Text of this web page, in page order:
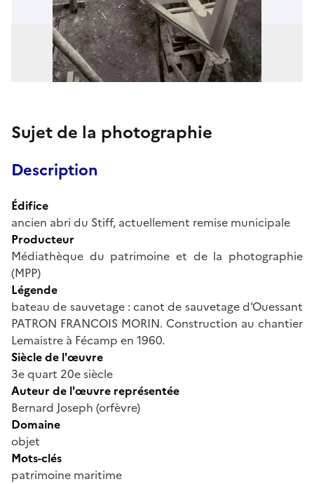
Sujet de la photographie
Description
Édifice
ancien abri du Stiff, actuellement remise municipale
Producteur
Médiathèque du patrimoine et de la photographie
(MPP)
Légende
bateau de sauvetage : canot de sauvetage d'Ouessant
PATRON FRANCOIS MORIN. Construction au chantier
Lemaistre à Fécamp en 1960.
Siècle de l'œuvre
3e quart 20e siècle
Auteur de l'œuvre représentée
Bernard Joseph (orfèvre)
Domaine
objet
Mots-clés
patrimoine maritime